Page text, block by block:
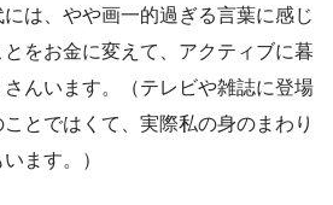
は、やや画一的過ぎる言葉に感じ
をお金に変えて、アクティブに暮
んいます。（テレビや雑誌に登場
とではくて、実際私の身のまわり
ます。）